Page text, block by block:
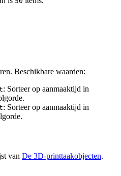
Beschikbare waarden:
: Sorteer op aanmaaktijd in
: Sorteer op aanmaaktijd in
van De 3D-printtaakobjecten.